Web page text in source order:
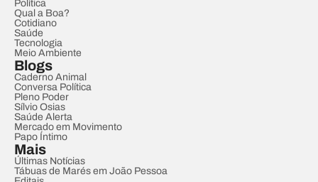
Política
Qual a Boa?
Cotidiano
Saúde
Tecnologia
Meio Ambiente
Blogs
Caderno Animal
Conversa Política
Pleno Poder
Sílvio Osias
Saúde Alerta
Mercado em Movimento
Papo Íntimo
Mais
Últimas Notícias
Tábuas de Marés em João Pessoa